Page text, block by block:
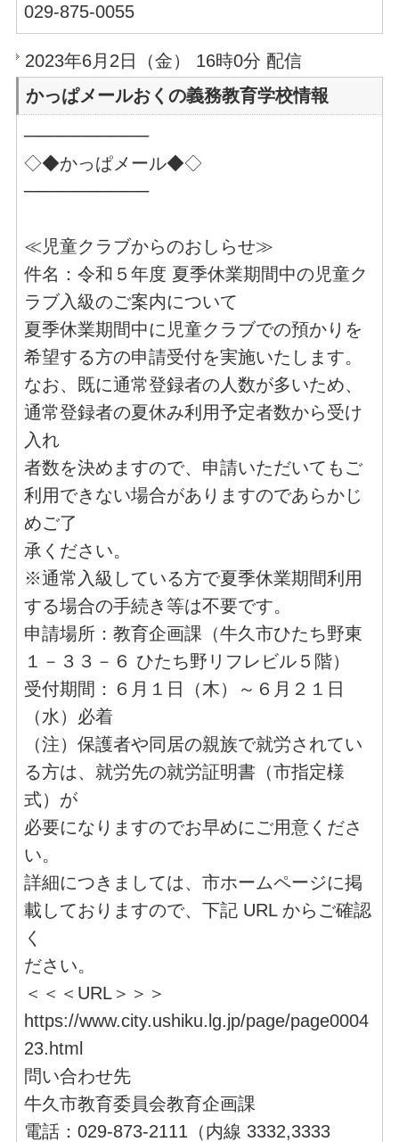
029-875-0055
2023年6月2日（金） 16時0分 配信
かっぱメールおくの義務教育学校情報
──────────
◇◆かっぱメール◆◇
──────────
≪児童クラブからのおしらせ≫
件名：令和５年度 夏季休業期間中の児童ク
ラブ入級のご案内について
夏季休業期間中に児童クラブでの預かりを
希望する方の申請受付を実施いたします。
なお、既に通常登録者の人数が多いため、
通常登録者の夏休み利用予定者数から受け
入れ
者数を決めますので、申請いただいてもご
利用できない場合がありますのであらかじ
めご了
承ください。
※通常入級している方で夏季休業期間利用
する場合の手続き等は不要です。
申請場所：教育企画課（牛久市ひたち野東
１－３３－６ ひたち野リフレビル５階）
受付期間：６月１日（木）～６月２１日
（水）必着
（注）保護者や同居の親族で就労されてい
る方は、就労先の就労証明書（市指定様
式）が
必要になりますのでお早めにご用意くださ
い。
詳細につきましては、市ホームページに掲
載しておりますので、下記 URL からご確認
く
ださい。
＜＜＜URL＞＞＞
https://www.city.ushiku.lg.jp/page/page0004
23.html
問い合わせ先
牛久市教育委員会教育企画課
電話：029-873-2111（内線 3332,3333